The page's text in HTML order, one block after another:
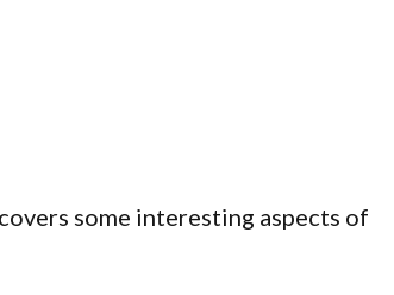
some interesting aspects of